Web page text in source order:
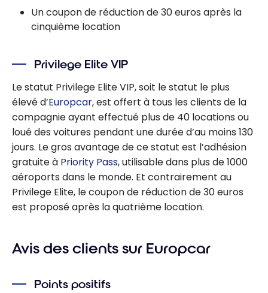
Un coupon de réduction de 30 euros après la
cinquième location
Privilege Elite VIP
Le statut Privilege Elite VIP, soit le statut le plus
élevé d’Europcar, est offert à tous les clients de la
compagnie ayant effectué plus de 40 locations ou
loué des voitures pendant une durée d’au moins 130
jours. Le gros avantage de ce statut est l’adhésion
gratuite à Priority Pass, utilisable dans plus de 1000
aéroports dans le monde. Et contrairement au
Privilege Elite, le coupon de réduction de 30 euros
est proposé après la quatrième location.
Avis des clients sur Europcar
Points positifs